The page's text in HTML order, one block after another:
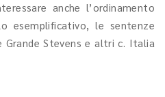
anche l’ordinamento
le sentenze
Grande Stevens e altri c. Italia